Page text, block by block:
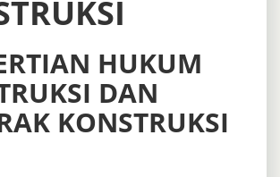
HUKUM
DAN
KONSTRUKSI